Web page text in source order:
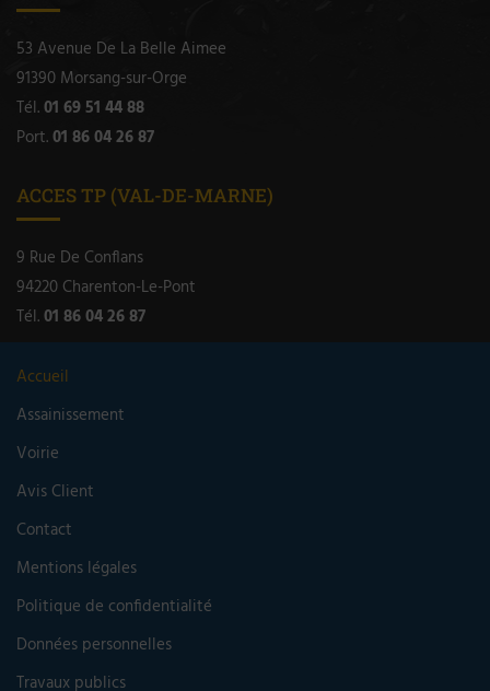
53 Avenue De La Belle Aimee
91390 Morsang-sur-Orge
Tél.01 69 51 44 88
Port.01 86 04 26 87
ACCES TP (VAL-DE-MARNE)
9 Rue De Conflans
94220 Charenton-Le-Pont
Tél.01 86 04 26 87
Accueil
Assainissement
Voirie
Avis Client
Contact
Mentions légales
Politique de confidentialité
Données personnelles
Travaux publics